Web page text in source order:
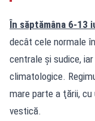
În săptămâna 6-13
decât cele normale
centrale şi sudice,
climatologice.
mare parte a ţării,
vestică.